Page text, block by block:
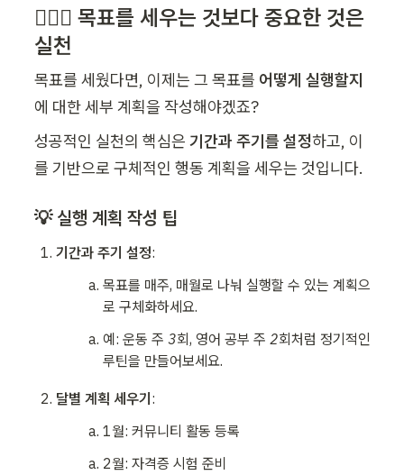
🤸🏻‍♀️ 목표를 세우는 것보다 중요한 것은
실천
목표를 세웠다면, 이제는 그 목표를 어떻게 실행할지
에 대한 세부 계획을 작성해야겠죠?
성공적인 실천의 핵심은 기간과 주기를 설정하고, 이
를 기반으로 구체적인 행동 계획을 세우는 것입니다.
💡 실행 계획 작성 팁
기간과 주기 설정:
목표를 매주, 매월로 나눠 실행할 수 있는 계획으
로 구체화하세요.
예: 운동 주 3회, 영어 공부 주 2회처럼 정기적인
루틴을 만들어보세요.
달별 계획 세우기 :
1월: 커뮤니티 활동 등록
2월: 자격증 시험 준비